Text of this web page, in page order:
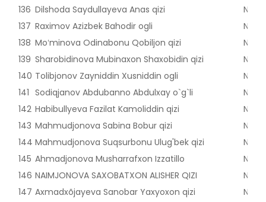
136 Dilshoda Saydullayeva Anas qizi
137 Raximov Azizbek Bahodir ogli
138 Moʻminova Odinabonu Qobiljon qizi
139 Sharobidinova Mubinaxon Shaxobidin qizi
140 Tolibjonov Zayniddin Xusniddin ogli
141 Sodiqjanov Abdubanno Abdulxay o`g`li
142 Habibullyeva Fazilat Kamoliddin qizi
143 Mahmudjonova Sabina Bobur qizi
144 Mahmudjonova Suqsurbonu Ulug'bek qizi
145 Ahmadjonova Musharrafxon Izzatillo
146 NAIMJONOVA SAXOBATXON ALISHER QIZI
147 Axmadxõjayeva Sanobar Yaxyoxon qizi